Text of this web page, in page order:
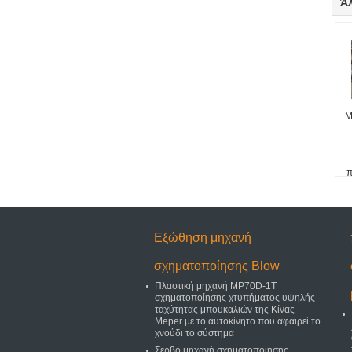
Εξώθηση μηχανή
σχηματοποίησης Blow
Πλαστική μηχανή MP70D-1T
σχηματοποίησης χτυπήματος υψηλής
ταχύτητας μπουκαλιών της Κίνας
Meper με το αυτοκίνητο που αφαιρεί το
χνούδι το σύστημα